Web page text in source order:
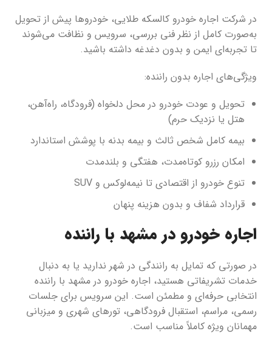
در شرکت اجاره خودرو کالسکه طلایی، خودروها پیش از تحویل
به‌صورت کامل از نظر فنی بررسی، سرویس و نظافت می‌شوند
تا تجربه‌ای ایمن و بدون دغدغه داشته باشید.
ویژگی‌های اجاره بدون راننده:
تحویل و عودت خودرو در محل دلخواه (فرودگاه، راه‌آهن،
هتل یا نزدیک حرم)
بیمه کامل شخص ثالث و بیمه بدنه با پوشش استاندارد
امکان رزرو کوتاه‌مدت، هفتگی و بلندمدت
تنوع خودرو از اقتصادی تا نیمه‌لوکس و SUV
قرارداد شفاف و بدون هزینه پنهان
اجاره خودرو در مشهد با راننده
در صورتی که تمایل به رانندگی در شهر ندارید یا به دنبال
خدمات تشریفاتی هستید، اجاره خودرو در مشهد با راننده
انتخابی حرفه‌ای و مطمئن است. این سرویس برای جلسات
رسمی، مراسم، استقبال فرودگاهی، تورهای شهری و میزبانی
مهمانان ویژه کاملاً مناسب است.